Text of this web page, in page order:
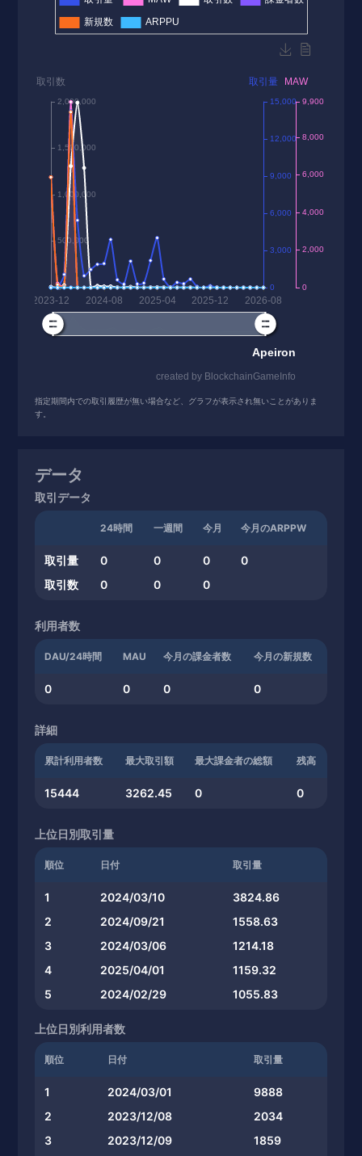
指定期間内での取引履歴が無い場合など、グラフが表示され無いことがありま
す。
データ
取引データ
24時間 一週間 今月 今月のARPPW
取引量 0 0 0
0
取引数
0 0 0
利用者数
DAU/24時間 MAU 今月の課金者数 今月の新規数
0 0 0 0
詳細
累計利用者数 最大取引額 最大課金者の総額 残高
15444 3262.45 0 0
上位日別取引量
順位 日付 取引量
1 2024/03/10
3824.86
2
2024/09/21
1558.63
3
2024/03/06
1214.18
4
2025/04/01
1159.32
5
2024/02/29 1055.83
上位日別利用者数
順位 日付 取引量
1 2024/03/01
9888
2
2023/12/08
2034
3
2023/12/09
1859